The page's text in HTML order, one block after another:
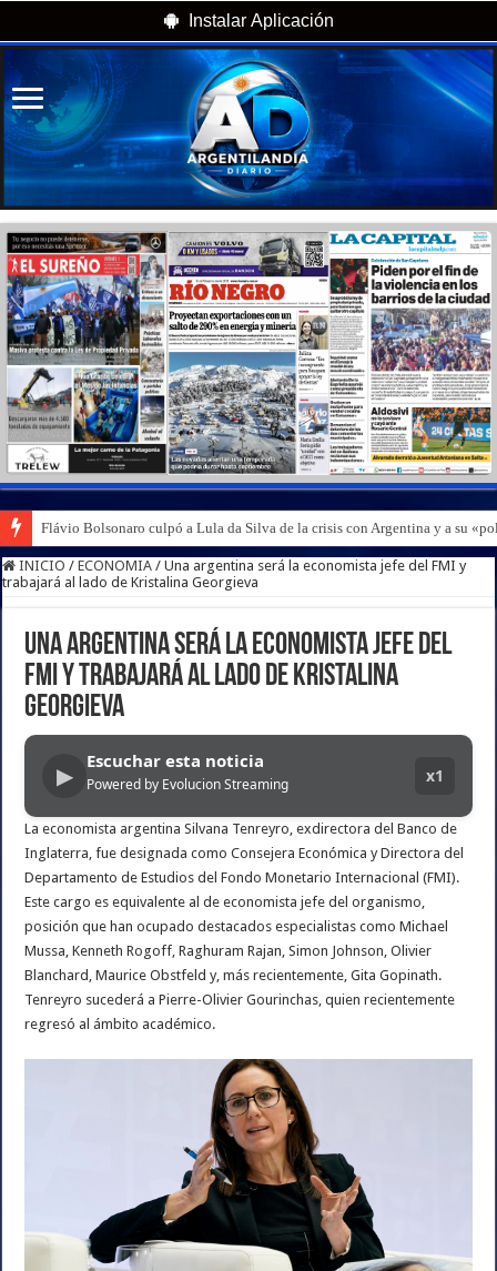
Instalar Aplicación
Flávio Bolsonaro culpó a Lula da Silva de la crisis con Argentina y a su
INICIO / ECONOMIA / Una argentina será la economista jefe del FMI y
trabajará al lado de Kristalina Georgieva
Una argentina será la economista jefe del
FMI y trabajará al lado de Kristalina
Georgieva
▶
Escuchar esta noticia
Powered by Evolucion Streaming x1
La economista argentina Silvana Tenreyro, exdirectora del Banco de
Inglaterra, fue designada como Consejera Económica y Directora del
Departamento de Estudios del Fondo Monetario Internacional (FMI).
Este cargo es equivalente al de economista jefe del organismo,
posición que han ocupado destacados especialistas como Michael
Mussa, Kenneth Rogoff, Raghuram Rajan, Simon Johnson, Olivier
Blanchard, Maurice Obstfeld y, más recientemente, Gita Gopinath.
Tenreyro sucederá a Pierre-Olivier Gourinchas, quien recientemente
regresó al ámbito académico.